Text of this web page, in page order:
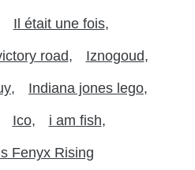
Il était une fois
road Iznogoud
Indiana jones lego
Ico i am fish
Fenyx Rising